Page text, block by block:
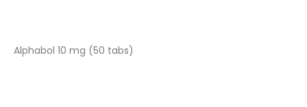
Alphabol 10 mg (50 tabs)